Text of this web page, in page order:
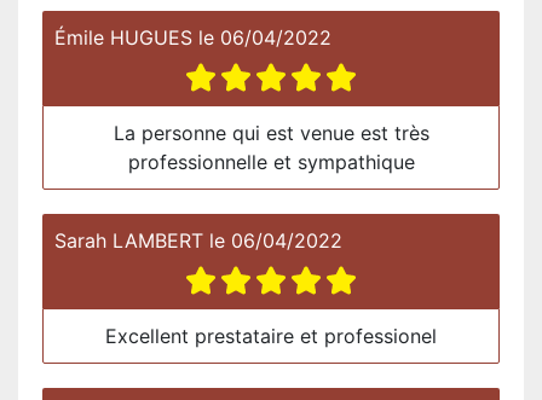
Émile HUGUES le 06/04/2022
La personne qui est venue est très
professionnelle et sympathique
Sarah LAMBERT le 06/04/2022
Excellent prestataire et professionel